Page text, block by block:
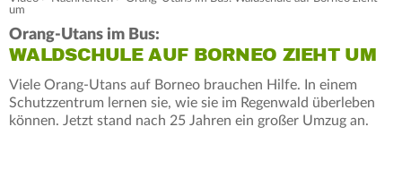
um
Orang-Utans im Bus:
WALDSCHULE AUF BORNEO ZIEHT UM
Viele Orang-Utans auf Borneo brauchen Hilfe. In einem
Schutzzentrum lernen sie, wie sie im Regenwald überleben
können. Jetzt stand nach 25 Jahren ein großer Umzug an.